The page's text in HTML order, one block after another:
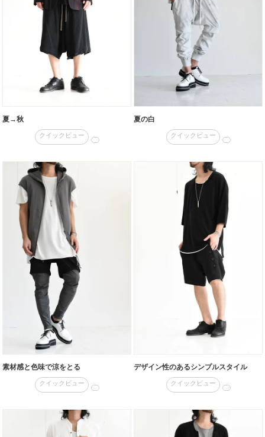
夏→秋
クイックビュー
夏の白
クイックビュー
素材感と色味で涼をとる
クイックビュー
デザイン性のあるシンプルスタイル
クイックビュー